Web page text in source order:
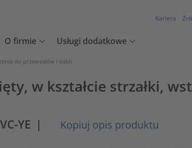
Kariera
O firmie Usługi dodatkowe
do przewodów i kabli
w kształcie strzałki,
YE | Kopiuj opis produktu